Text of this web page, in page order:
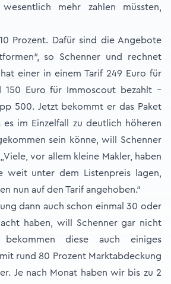
mehr zahlen müssten,
10 Prozent. Dafür sind die Angebote
so Schenner und rechnet
einer in einem Tarif 249 Euro für
150 Euro für Immoscout bezahlt –
500. Jetzt bekommt er das Paket
es im Einzelfall zu deutlich höheren
sein könne, will Schenner
vor allem kleine Makler, haben
weit unter dem Listenpreis lagen,
nun auf den Tarif angehoben.“
dann auch schon einmal 30 oder
haben, will Schenner gar nicht
bekommen diese auch einiges
rund 80 Prozent Marktabdeckung
Je nach Monat haben wir bis zu 2